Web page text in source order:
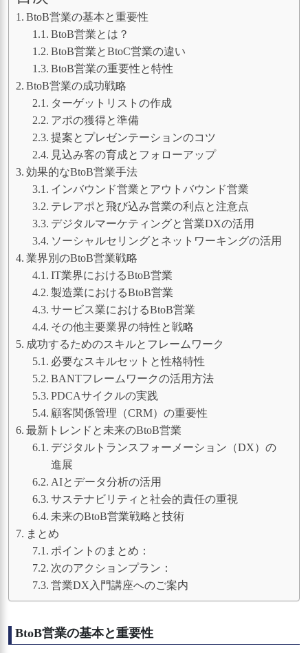
BtoB営業の基本と重要性
BtoB営業とは？
BtoB営業とBtoC営業の違い
BtoB営業の重要性と特性
BtoB営業の成功戦略
ターゲットリストの作成
アポの獲得と準備
提案とプレゼンテーションのコツ
見込み客の育成とフォローアップ
効果的なBtoB営業手法
インバウンド営業とアウトバウンド営業
テレアポと飛び込み営業の利点と注意点
デジタルマーケティングと営業DXの活用
ソーシャルセリングとネットワーキングの活用
業界別のBtoB営業戦略
IT業界におけるBtoB営業
製造業におけるBtoB営業
サービス業におけるBtoB営業
その他主要業界の特性と戦略
成功するためのスキルとフレームワーク
必要なスキルセットと性格特性
BANTフレームワークの活用方法
PDCAサイクルの実践
顧客関係管理（CRM）の重要性
最新トレンドと未来のBtoB営業
デジタルトランスフォーメーション（DX）の
進展
AIとデータ分析の活用
サステナビリティと社会的責任の重視
未来のBtoB営業戦略と技術
まとめ
ポイントのまとめ：
次のアクションプラン：
営業DX入門講座へのご案内
BtoB営業の基本と重要性